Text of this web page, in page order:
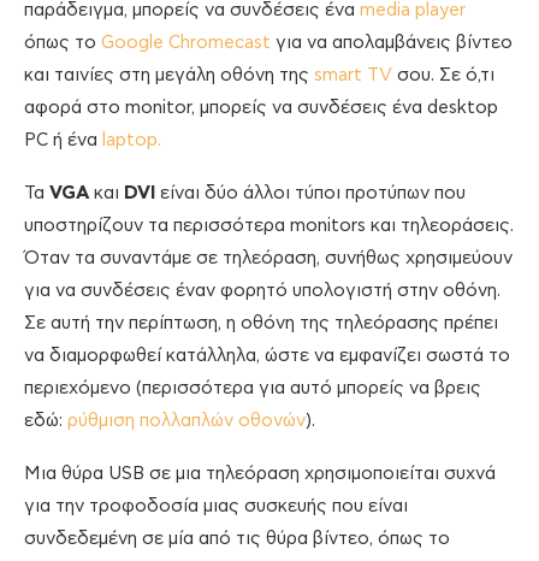
παράδειγμα, μπορείς να συνδέσεις ένα media player
όπως το Google Chromecast για να απολαμβάνεις βίντεο
και ταινίες στη μεγάλη οθόνη της smart TV σου. Σε ό,τι
αφορά στο monitor, μπορείς να συνδέσεις ένα desktop
PC ή ένα laptop.
Τα VGAκαι DVI είναι δύο άλλοι τύποι προτύπων που
υποστηρίζουν τα περισσότερα monitors και τηλεοράσεις.
Όταν τα συναντάμε σε τηλεόραση, συνήθως χρησιμεύουν
για να συνδέσεις έναν φορητό υπολογιστή στην οθόνη.
Σε αυτή την περίπτωση, η οθόνη της τηλεόρασης πρέπει
να διαμορφωθεί κατάλληλα, ώστε να εμφανίζει σωστά το
περιεχόμενο (περισσότερα για αυτό μπορείς να βρεις
εδώ: ρύθμιση πολλαπλών οθονών).
Μια θύρα USB σε μια τηλεόραση χρησιμοποιείται συχνά
για την τροφοδοσία μιας συσκευής που είναι
συνδεδεμένη σε μία από τις θύρα βίντεο, όπως το